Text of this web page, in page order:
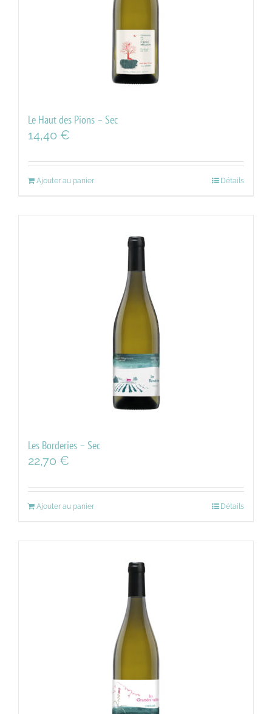
Le Haut des Pions – Sec
14,40 €
Ajouter au panier Détails
Les Borderies – Sec
22,70 €
Ajouter au panier Détails